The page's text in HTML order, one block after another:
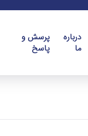
درباره
ما
پرسش و
پاسخ